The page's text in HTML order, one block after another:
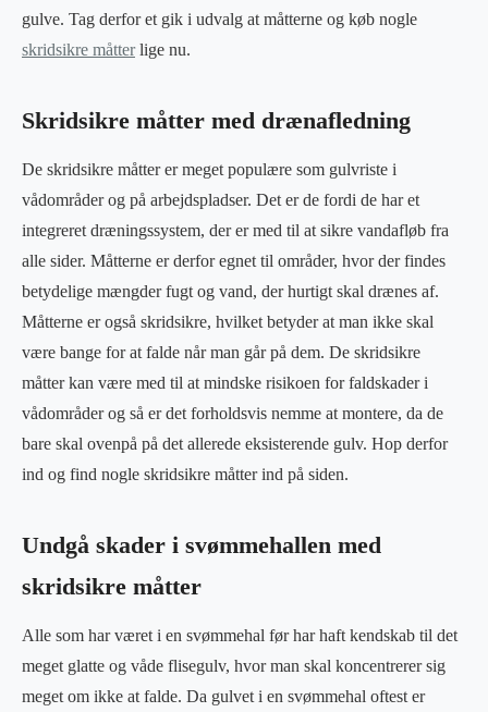
gulve. Tag derfor et gik i udvalg at måtterne og køb nogle
skridsikre måtterlige nu.
Skridsikre måtter med drænafledning
De skridsikre måtter er meget populære som gulvriste i
vådområder og på arbejdspladser. Det er de fordi de har et
integreret dræningssystem, der er med til at sikre vandafløb fra
alle sider. Måtterne er derfor egnet til områder, hvor der findes
betydelige mængder fugt og vand, der hurtigt skal drænes af.
Måtterne er også skridsikre, hvilket betyder at man ikke skal
være bange for at falde når man går på dem. De skridsikre
måtter kan være med til at mindske risikoen for faldskader i
vådområder og så er det forholdsvis nemme at montere, da de
bare skal ovenpå på det allerede eksisterende gulv. Hop derfor
ind og find nogle skridsikre måtter ind på siden.
Undgå skader i svømmehallen med
skridsikre måtter
Alle som har været i en svømmehal før har haft kendskab til det
meget glatte og våde flisegulv, hvor man skal koncentrerer sig
meget om ikke at falde. Da gulvet i en svømmehal oftest er